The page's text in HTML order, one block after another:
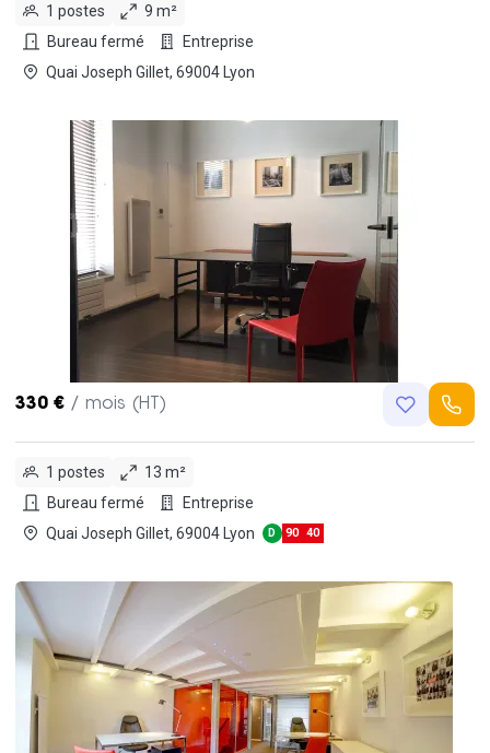
1 postes
9 m²
Bureau fermé
Entreprise
Quai Joseph Gillet, 69004 Lyon
330 € / mois (HT)
1 postes
13 m²
Bureau fermé
Entreprise
Quai Joseph Gillet, 69004 Lyon
D 90 40